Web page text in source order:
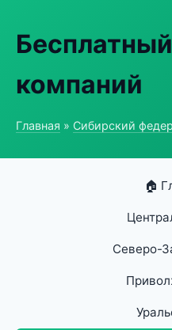
компаний
Главная » Сибирский
🏠
Северо-